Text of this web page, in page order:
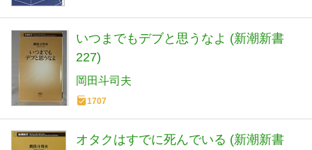
いつまでもデブと思うなよ (新潮新書
227)
岡田斗司夫
1707
オタクはすでに死んでいる (新潮新書